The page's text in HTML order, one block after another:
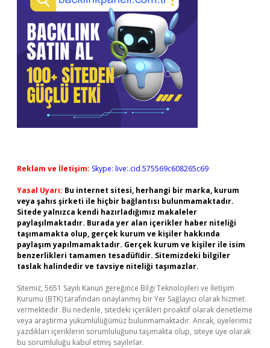
Reklam ve İletişim: Skype: live:.cid.575569c608265c69
Yasal Uyarı: Bu internet sitesi, herhangi bir marka, kurum
veya şahıs şirketi ile hiçbir bağlantısı bulunmamaktadır.
Sitede yalnızca kendi hazırladığımız makaleler
paylaşılmaktadır. Burada yer alan içerikler haber niteliği
taşımamakta olup, gerçek kurum ve kişiler hakkında
paylaşım yapılmamaktadır. Gerçek kurum ve kişiler ile isim
benzerlikleri tamamen tesadüfidir. Sitemizdeki bilgiler
taslak halindedir ve tavsiye niteliği taşımazlar.
Sitemiz, 5651 Sayılı Kanun gereğince Bilgi Teknolojileri ve İletişim
Kurumu (BTK) tarafından onaylanmış bir Yer Sağlayıcı olarak hizmet
vermektedir. Bu nedenle, sitedeki içerikleri proaktif olarak denetleme
veya araştırma yükümlülüğümüz bulunmamaktadır. Ancak, üyelerimiz
yazdıkları içeriklerin sorumluluğunu taşımakta olup, siteye üye olarak
bu sorumluluğu kabul etmiş sayılırlar.